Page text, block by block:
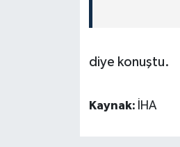
diye konuştu.
Kaynak: İHA